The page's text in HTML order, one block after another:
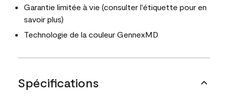
Garantie limitée à vie (consulter l'étiquette pour en
savoir plus)
Technologie de la couleur GennexMD
Spécifications